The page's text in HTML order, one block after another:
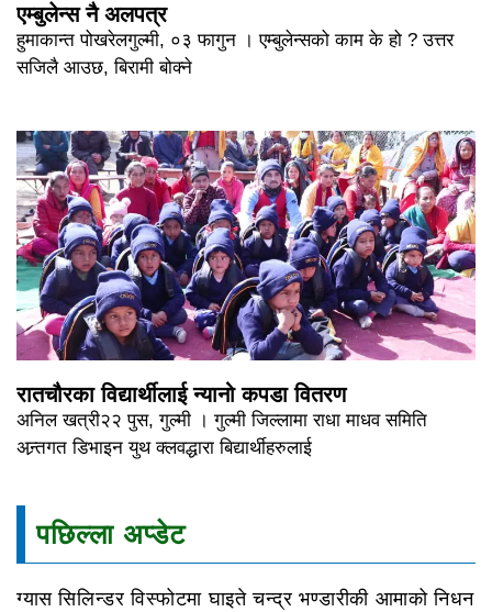
एम्बुलेन्स नै अलपत्र
हुमाकान्त पोखरेलगुल्मी, ०३ फागुन । एम्बुलेन्सको काम के हो ? उत्तर
सजिलै आउछ, बिरामी बोक्ने
रातचौरका विद्यार्थीलाई न्यानो कपडा वितरण
अनिल खत्री२२ पुस, गुल्मी । गुल्मी जिल्लामा राधा माधव समिति
अन्र्तगत डिभाइन युथ क्लवद्धारा बिद्यार्थीहरुलाई
पछिल्ला अप्डेट
ग्यास सिलिन्डर विस्फोटमा घाइते चन्द्र भण्डारीकी आमाको निधन